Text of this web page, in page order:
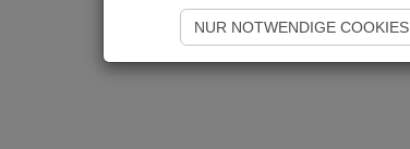
NUR NOTWENDIGE COOKIES